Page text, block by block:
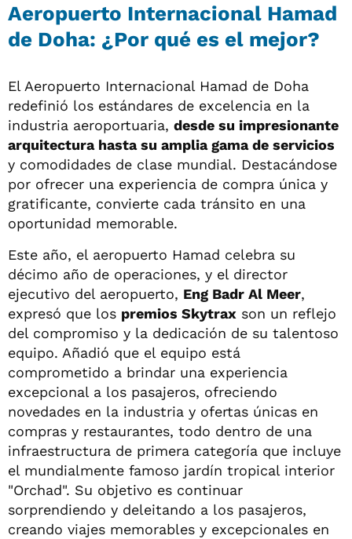
Aeropuerto Internacional Hamad
de Doha: ¿Por qué es el mejor?
El Aeropuerto Internacional Hamad de Doha
redefinió los estándares de excelencia en la
industria aeroportuaria, desde su impresionante
arquitectura hasta su amplia gama de servicios
y comodidades de clase mundial. Destacándose
por ofrecer una experiencia de compra única y
gratificante, convierte cada tránsito en una
oportunidad memorable.
Este año, el aeropuerto Hamad celebra su
décimo año de operaciones, y el director
ejecutivo del aeropuerto, Eng Badr Al Meer,
expresó que los premios Skytrax son un reflejo
del compromiso y la dedicación de su talentoso
equipo. Añadió que el equipo está
comprometido a brindar una experiencia
excepcional a los pasajeros, ofreciendo
novedades en la industria y ofertas únicas en
compras y restaurantes, todo dentro de una
infraestructura de primera categoría que incluye
el mundialmente famoso jardín tropical interior
"Orchad". Su objetivo es continuar
sorprendiendo y deleitando a los pasajeros,
creando viajes memorables y excepcionales en